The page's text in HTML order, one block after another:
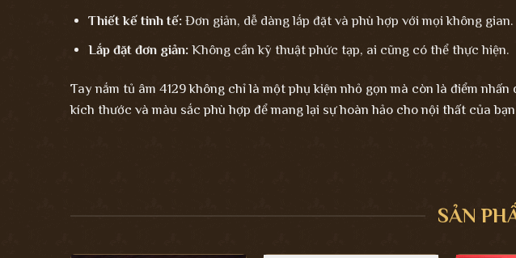
Thiết kế tinh tế:Đơn giản, dễ dàng lắp đặt và phù hợp với mọi không gian.
Lắp đặt đơn giản:Không cần kỹ thuật phức tạp, ai cũng có thể thực hiện.
Tay nắm tủ âm 4129 không chỉ là một phụ kiện nhỏ gọn mà còn là điểm
kích thước và màu sắc phù hợp để mang lại sự hoàn hảo cho nội thất của
SẢN